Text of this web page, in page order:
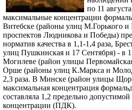
по 11
максимальные концентрации
Витебске (районы улиц М.Горького и
проспектов Людникова и Победы)
норматив качества в 1,1-1,4 раза,
улиц Пушкинская и 17 Сентября) - в
Могилеве (район улицы
Орше (районы улиц К.Маркса и
2,3 раза. В Минске (район улицы
максимальная концентрация
составляла 1,2 предельно допустимой
концентрации (ПДК).